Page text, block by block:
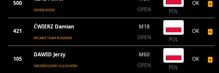
500
ŚWIEBODZIN
OPEN
POL
OK
421
ĆWIERZ Damian
RECARO TEAM RUSINÓW
M18
OPEN
POL
OK
105
DAWID Jerzy
NIEZRZESZONY SULECHÓW
M60
OPEN
POL
OK